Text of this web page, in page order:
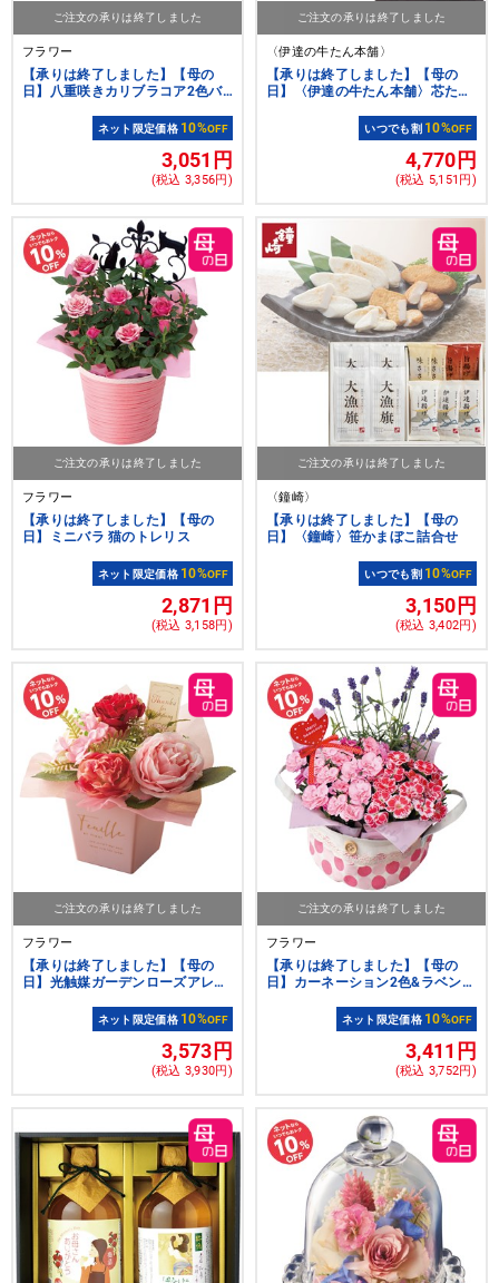
ご注文の承りは終了しました
フラワー
【承りは終了しました】【母の
日】八重咲きカリブラコア2色バ
ネット限定価格 10%OFF
3,051円
(税込 3,356円)
ご注文の承りは終了しました
〈伊達の牛たん本舗〉
【承りは終了しました】【母の
日】〈伊達の牛たん本舗〉芯たん
いつでも割 10%OFF
4,770円
(税込 5,151円)
ご注文の承りは終了しました
フラワー
【承りは終了しました】【母の
日】ミニバラ 猫のトレリス
ネット限定価格 10%OFF
2,871円
(税込 3,158円)
ご注文の承りは終了しました
〈鐘崎〉
【承りは終了しました】【母の
日】〈鐘崎〉笹かまぼこ詰合せ
いつでも割 10%OFF
3,150円
(税込 3,402円)
ご注文の承りは終了しました
フラワー
【承りは終了しました】【母の
日】光触媒ガーデンローズアレン
ネット限定価格 10%OFF
3,573円
(税込 3,930円)
ご注文の承りは終了しました
フラワー
【承りは終了しました】【母の
日】カーネーション2色&ラベンダ
ネット限定価格 10%OFF
3,411円
(税込 3,752円)